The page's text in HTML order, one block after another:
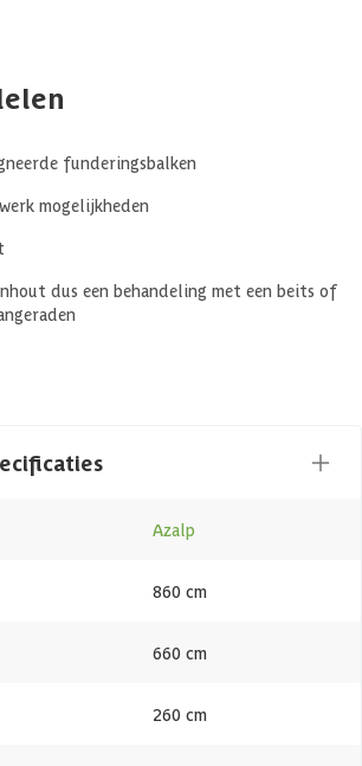
werken of recreëren. Er zijn chalets van
chalet wilt gaan wonen, of een
bij Azalp heeft u alle keus.
van nature de eigenschap om overtollig
nemen en weer los te laten op het moment
afneemt. Ook heeft hout de eigenschap
en weer los te laten op het moment dat
kwaliteitsvuren voorzien
mogelijkheden**
funderingsbalken
mogelijkheden
dus een behandeling met een beits of
Azalp
860 cm
660 cm
260 cm